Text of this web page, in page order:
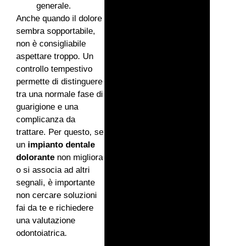
generale.
Anche quando il dolore
sembra sopportabile,
non è consigliabile
aspettare troppo. Un
controllo tempestivo
permette di distinguere
tra una normale fase di
guarigione e una
complicanza da
trattare. Per questo, se
un impianto dentale
dolorante non migliora
o si associa ad altri
segnali, è importante
non cercare soluzioni
fai da te e richiedere
una valutazione
odontoiatrica.